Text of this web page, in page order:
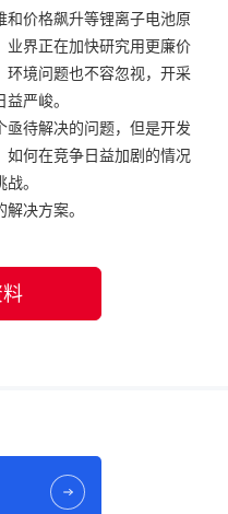
和价格飙升等锂离子电池原
业界正在加快研究用更廉价
环境问题也不容忽视，开采
严峻。
待解决的问题，但是开发
何在竞争日益加剧的情况
。
决方案。